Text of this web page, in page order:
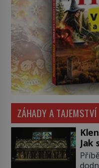
ZÁHADY A TAJEMSTVÍ
Jak